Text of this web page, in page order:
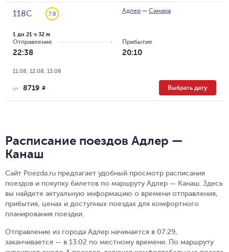
118С 7.8 Адлер — Самара
Отправление
22:38
1 дн 21 ч 32 м
Прибытие
20:10
11.08, 12.08, 13.08
от 8719 R Выбрать дату
Расписание поездов Адлер —
Канаш
Сайт Poezda.ru предлагает удобный просмотр расписания
поездов и покупку билетов по маршруту Адлер — Канаш. Здесь
вы найдете актуальную информацию о времени отправления,
прибытия, ценах и доступных поездах для комфортного
планирования поездки.
Отправление из города Адлер начинается в 07:29,
заканчивается — в 13:02 по местному времени. По маршруту